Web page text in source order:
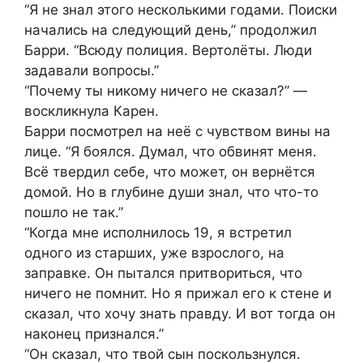
“Я не знал этого несколькими годами. Поиски
начались на следующий день,” продолжил
Барри. “Всюду полиция. Вертолёты. Люди
задавали вопросы.”
“Почему ты никому ничего не сказал?” —
воскликнула Карен.
Барри посмотрел на неё с чувством вины на
лице. “Я боялся. Думал, что обвинят меня.
Всё твердил себе, что может, он вернётся
домой. Но в глубине души знал, что что-то
пошло не так.”
“Когда мне исполнилось 19, я встретил
одного из старших, уже взрослого, на
заправке. Он пытался притвориться, что
ничего не помнит. Но я прижал его к стене и
сказал, что хочу знать правду. И вот тогда он
наконец признался.”
“Он сказал, что твой сын поскользнулся.